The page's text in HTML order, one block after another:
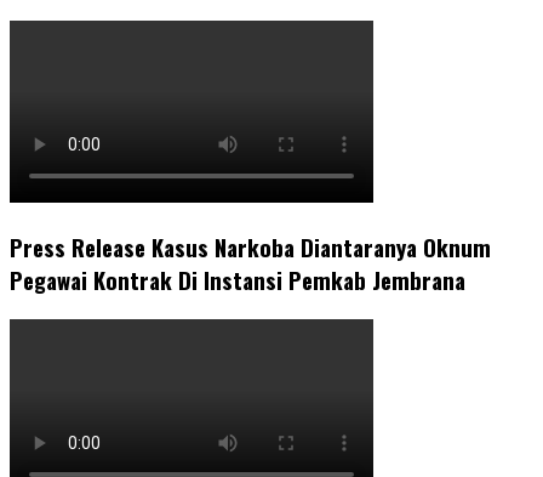
Press Release Kasus Narkoba Diantaranya Oknum
Pegawai Kontrak Di Instansi Pemkab Jembrana